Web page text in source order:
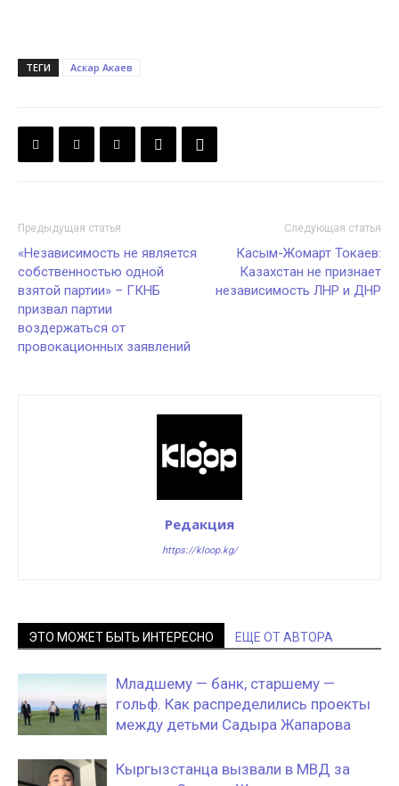
ТЕГИ Аскар Акаев
Предыдущая статья
«Независимость не является
собственностью одной
взятой партии» – ГКНБ
призвал партии
воздержаться от
провокационных заявлений
Следующая статья
Касым-Жомарт Токаев:
Казахстан не признает
независимость ЛНР и ДНР
Редакция
https://kloop.kg/
ЭТО МОЖЕТ БЫТЬ ИНТЕРЕСНО ЕЩЕ ОТ АВТОРА
Младшему — банк, старшему —
гольф. Как распределились проекты
между детьми Садыра Жапарова
Кыргызстанца вызвали в МВД за